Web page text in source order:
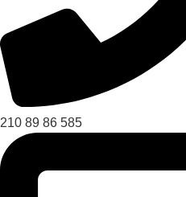
210 89 86 585